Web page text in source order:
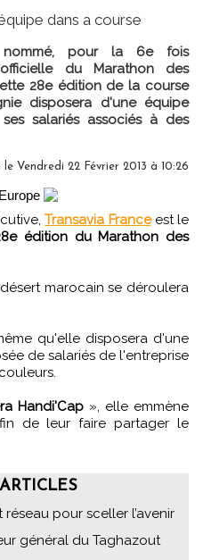
dans a course
nommé, pour la 6e fois
du Marathon des
28e édition de la course
disposera d'une équipe
salariés associés à des
le Vendredi 22 Février 2013 à 10:26
Transavia Franceest le
édition du Marathon des
marocain se déroulera
qu'elle disposera d'une
de salariés de l'entreprise
Handi'Cap », elle emmène
de leur faire partager le
pour sceller l’avenir
général du Taghazout